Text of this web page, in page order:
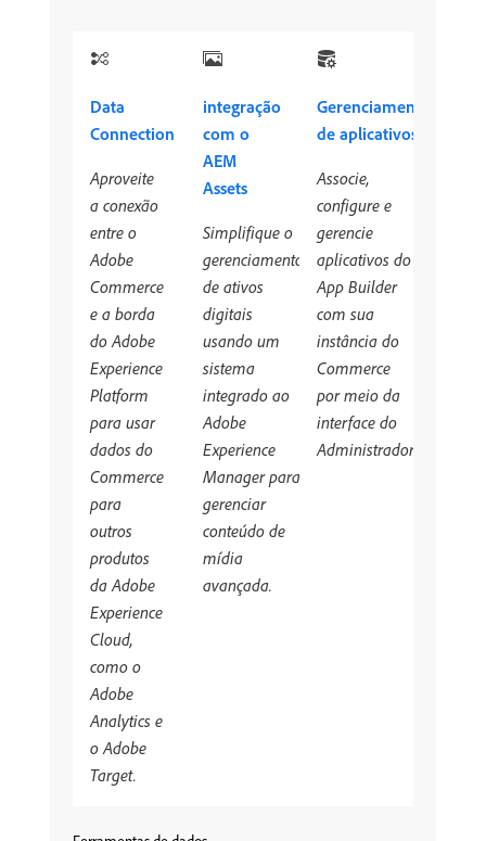
Data
Connection
Aproveite
a conexão
entre o
Adobe
Commerce
e a borda
do Adobe
Experience
Platform
para usar
dados do
Commerce
para
outros
produtos
da Adobe
Experience
Cloud,
como o
Adobe
Analytics e
o Adobe
Target.
integração
com o
AEM
Assets
Simplifique o
gerenciamento
de ativos
digitais
usando um
sistema
integrado ao
Adobe
Experience
Manager para
gerenciar
conteúdo de
mídia
avançada.
Gerenciamento
de aplicativos
Associe,
configure e
gerencie
aplicativos do
App Builder
com sua
instância do
Commerce
por meio da
interface do
Administrador.